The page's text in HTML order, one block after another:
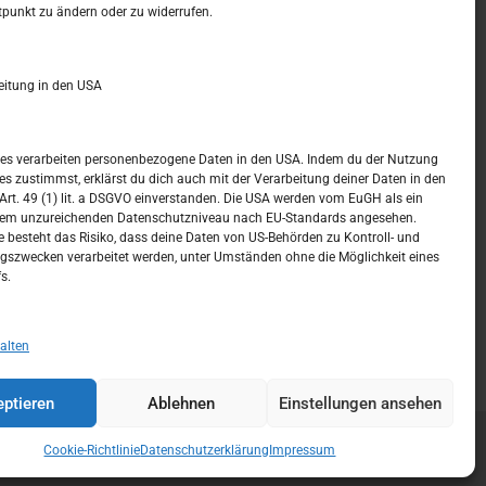
zu ändern oder zu widerrufen.
in den USA
verarbeiten personenbezogene Daten in den USA. Indem du der Nutzung
zustimmst, erklärst du dich auch mit der Verarbeitung deiner Daten in den
49 (1) lit. a DSGVO einverstanden. Die USA werden vom EuGH als ein
unzureichenden Datenschutzniveau nach EU-Standards angesehen.
besteht das Risiko, dass deine Daten von US-Behörden zu Kontroll- und
verarbeitet werden, unter Umständen ohne die Möglichkeit eines
Ablehnen Einstellungen ansehen
Cookie-RichtlinieDatenschutzerklärung Impressum
–
Kalendar
5 6 7 8 9 10 11
12 13 14 15 16 17
19 20 21 22 23 24 25